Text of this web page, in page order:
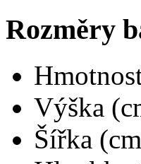
Rozměry
Výška
Šířka